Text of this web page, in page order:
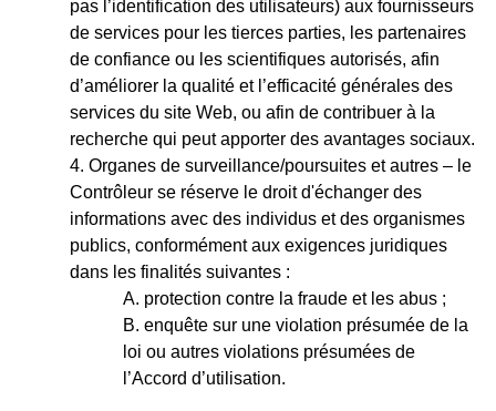
pas l’identification des utilisateurs) aux fournisseurs
de services pour les tierces parties, les partenaires
de confiance ou les scientifiques autorisés, afin
d’améliorer la qualité et l’efficacité générales des
services du site Web, ou afin de contribuer à la
recherche qui peut apporter des avantages sociaux.
Organes de surveillance/poursuites et autres – le
Contrôleur se réserve le droit d'échanger des
informations avec des individus et des organismes
publics, conformément aux exigences juridiques
dans les finalités suivantes :
protection contre la fraude et les abus ;
enquête sur une violation présumée de la
loi ou autres violations présumées de
l’Accord d’utilisation.